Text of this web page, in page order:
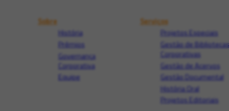
Sobre
História
Prêmios
Governança
Corporativa
Equipe
Serviços
Projetos Especiais
Gestão de Bibliotecas
Corporativas
Gestão de Acervos
Gestão Documental
História Oral
Projetos Editoriais